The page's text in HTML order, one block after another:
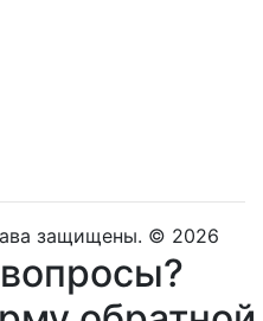
защищены. © 2026